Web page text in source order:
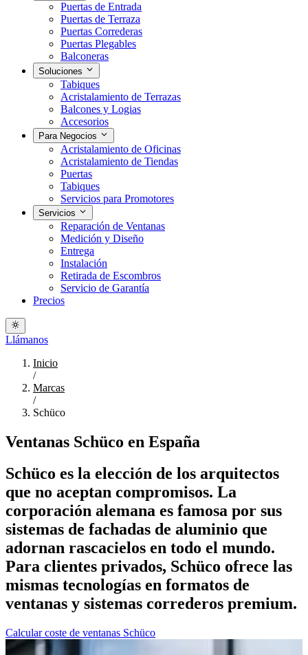
Puertas de Entrada
Puertas de Terraza
Puertas Correderas
Puertas Plegables
Balconeras
Soluciones
Tabiques
Acristalamiento de Terrazas
Balcones y Logias
Accesorios
Para Negocios
Acristalamiento de Oficinas
Acristalamiento de Tiendas
Puertas
Tabiques
Servicios para Promotores
Servicios
Reparación de Ventanas
Medición y Diseño
Entrega
Instalación
Retirada de Escombros
Servicio de Garantía
Precios
Llámanos
Inicio
/
Marcas
/
Schüco
Ventanas Schüco en España
Schüco es la elección de los arquitectos
que no aceptan compromisos. La
corporación alemana es famosa por sus
sistemas de fachadas de aluminio que
adornan rascacielos en todo el mundo.
Para clientes privados, Schüco ofrece las
mismas tecnologías en formatos de
ventanas y sistemas correderos premium.
Calcular coste de ventanas Schüco